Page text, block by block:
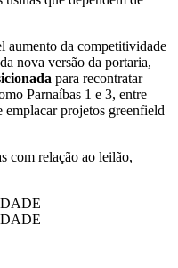
aumento da competitividade
nova versão da portaria,
para recontratar
Parnaíbas 1 e 3, entre
projetos greenfield
com relação ao leilão,